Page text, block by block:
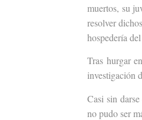
muertos, su
resolver
hospedería
Tras hurgar
investigación
Casi sin
no pudo ser